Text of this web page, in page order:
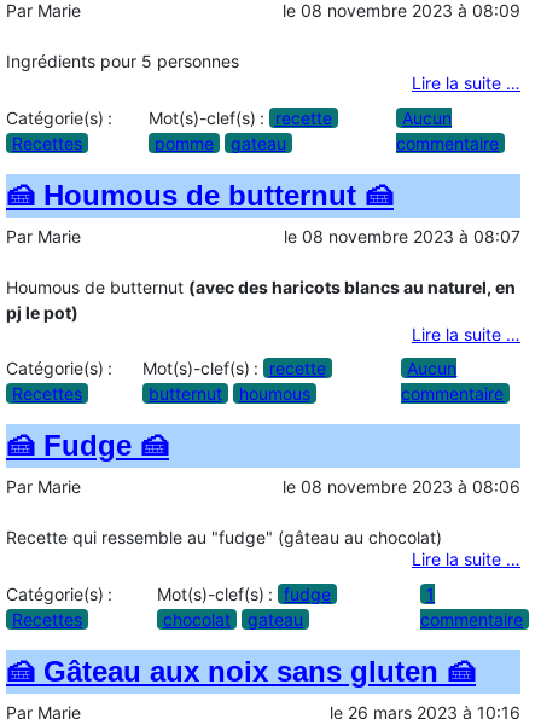
Par Marie le 08 novembre 2023 à 08:09
Ingrédients pour 5 personnes
Lire la suite …
Catégorie(s) :
Recettes
Mot(s)-clef(s) :
recette
pomme
gateau
Aucun
commentaire
🍰 Houmous de butternut 🍰
Par Marie le 08 novembre 2023 à 08:07
Houmous de butternut (avec des haricots blancs au naturel, en
pj le pot)
Lire la suite …
Catégorie(s) :
Recettes
Mot(s)-clef(s) :
recette
butternut
houmous
Aucun
commentaire
🍰 Fudge 🍰
Par Marie le 08 novembre 2023 à 08:06
Recette qui ressemble au "fudge" (gâteau au chocolat)
Lire la suite …
Catégorie(s) :
Recettes
Mot(s)-clef(s) : fudge
chocolat
gateau
1
commentaire
🍰 Gâteau aux noix sans gluten 🍰
Par Marie le 26 mars 2023 à 10:16